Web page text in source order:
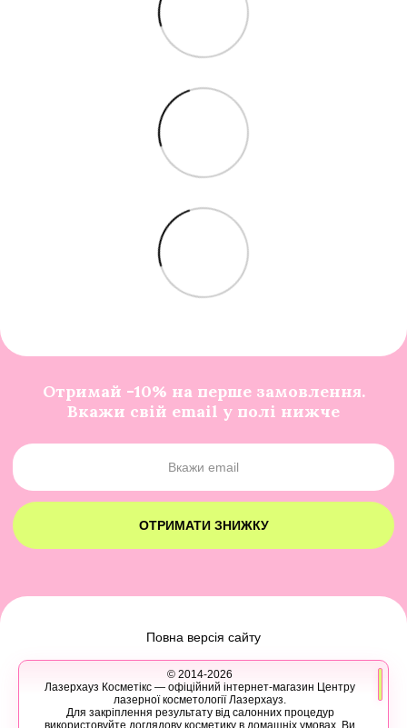
Отримай -10% на перше замовлення.
Вкажи свій email у полі нижче
ОТРИМАТИ ЗНИЖКУ
Повна версія сайту
© 2014-2026
Лазерхауз Косметікс — офіційний інтернет-магазин Центру
лазерної косметології Лазерхауз.
Для закріплення результату від салонних процедур
використовуйте доглядову косметику в домашніх умовах. Ви